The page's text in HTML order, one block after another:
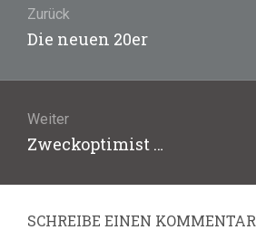
Zurück
Vorheriger
Die neuen 20er
Weiter
Nächster
Zweckoptimist …
SCHREIBE EINEN KOMMENTAR